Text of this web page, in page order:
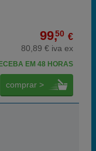
99,50 €
80,89 € iva ex
EM 48 HORAS
comprar >